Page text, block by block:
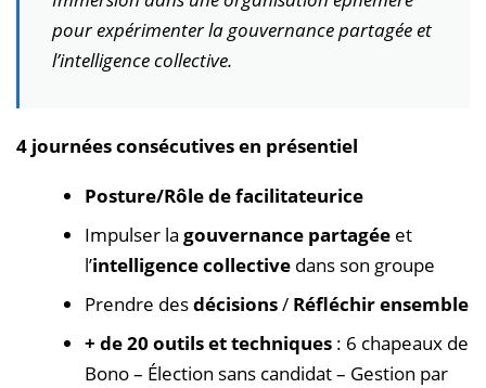
pour expérimenter la gouvernance partagée et
l’intelligence collective.
4 journées consécutives en présentiel
Posture/Rôle de facilitateurice
Impulser la gouvernance partagéeet
l’intelligence collectivedans son groupe
Prendre desdécisions/ Réfléchir ensemble
+ de 20 outils et techniques: 6 chapeaux de
Bono – Élection sans candidat – Gestion par